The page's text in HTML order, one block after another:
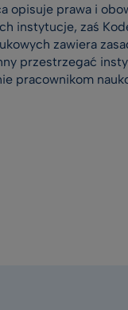
opisuje prawa i
instytucje, zaś
zawiera
przestrzegać
pracownikom